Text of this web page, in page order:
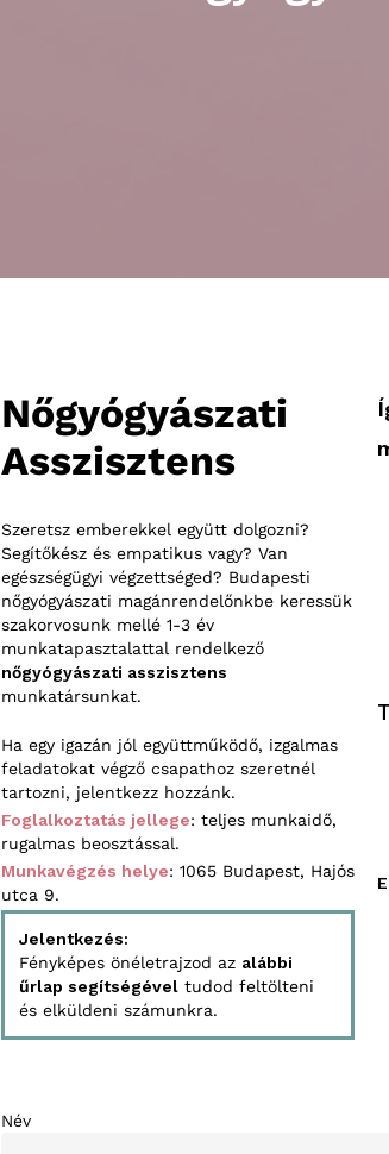
Nőgyógyászati
Asszisztens
Szeretsz emberekkel együtt dolgozni?
Segítőkész és empatikus vagy? Van
egészségügyi végzettséged? Budapesti
nőgyógyászati magánrendelőnkbe keressük
szakorvosunk mellé 1-3 év
munkatapasztalattal rendelkező
nőgyógyászati asszisztens
munkatársunkat.
Ha egy igazán jól együttműködő, izgalmas
feladatokat végző csapathoz szeretnél
tartozni, jelentkezz hozzánk.
Foglalkoztatás jellege: teljes munkaidő,
rugalmas beosztással.
Munkavégzés helye: 1065 Budapest, Hajós
utca 9.
Jelentkezés:
Fényképes önéletrajzod az alábbi
űrlap segítségével tudod feltölteni
és elküldeni számunkra.
Név